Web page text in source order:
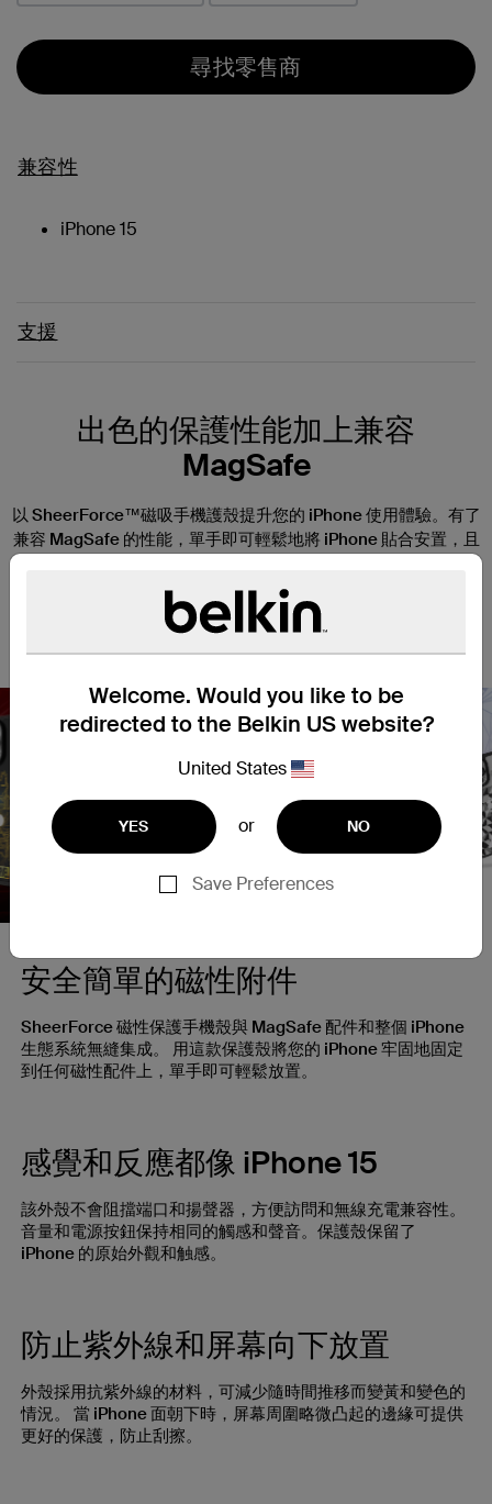
Welcome. Would you like to be
redirected to the Belkin US website?
United States
YES or NO
Save Preferences
尋找零售商
兼容性
iPhone 15
支援
出色的保護性能加上兼容
MagSafe
以 SheerForce™磁吸手機護殼提升您的 iPhone 使用體驗。有了
兼容 MagSafe 的性能，單手即可輕鬆地將 iPhone 貼合安置，且
黃。將手機正面朝下放置時，輕微凸起的護殼邊緣可防止手機螢
幕與相機被刮花，而纖薄輕盈的設計確保不會妨礙手機功能或觸
覺回報。
Next
安全簡單的磁性附件
SheerForce 磁性保護手機殼與 MagSafe 配件和整個 iPhone
生態系統無縫集成。 用這款保護殼將您的 iPhone 牢固地固定
到任何磁性配件上，單手即可輕鬆放置。
感覺和反應都像 iPhone 15
該外殼不會阻擋端口和揚聲器，方便訪問和無線充電兼容性。
音量和電源按鈕保持相同的觸感和聲音。保護殼保留了
iPhone 的原始外觀和触感。
防止紫外線和屏幕向下放置
外殼採用抗紫外線的材料，可減少隨時間推移而變黃和變色的
情況。 當 iPhone 面朝下時，屏幕周圍略微凸起的邊緣可提供
更好的保護，防止刮擦。